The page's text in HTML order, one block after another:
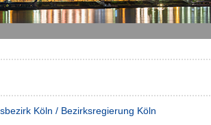
Köln / Bezirksregierung Köln